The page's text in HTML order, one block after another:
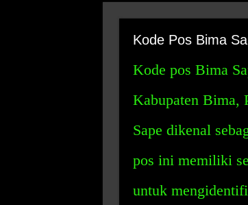
Kode Pos Bima
Kode pos Bima
Kabupaten Bima,
Sape dikenal
pos ini memiliki
untuk